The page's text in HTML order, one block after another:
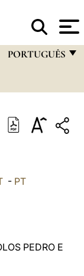
PORTUGUÊS
ITALIANO
- PT
PEDRO E